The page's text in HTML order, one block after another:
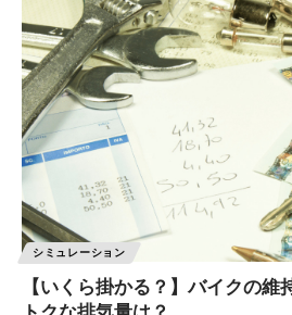
シミュレーション
【いくら掛かる？】バイクの維